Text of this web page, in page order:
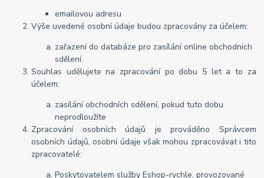
emailovou adresu
Výše uvedené osobní údaje budou zpracovány za účelem:
zařazení do databáze pro zasílání online obchodních
sdělení.
Souhlas udělujete na zpracování po dobu 5 let a to za
účelem:
zasílání obchodních sdělení, pokud tuto dobu
neprodloužíte
Zpracování osobních údajů je prováděno Správcem
osobních údajů, osobní údaje však mohou zpracovávat i tito
zpracovatelé:
Poskytovatelem služby Eshop-rychle, provozované